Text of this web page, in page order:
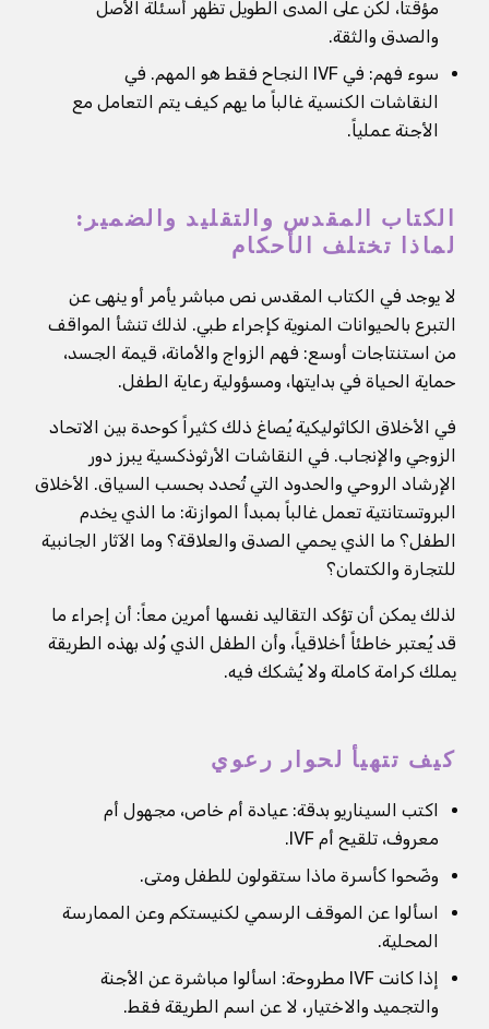
مؤقتاً، لكن على المدى الطويل تظهر أسئلة الأصل
والصدق والثقة.
سوء فهم: في IVF النجاح فقط هو المهم. في
النقاشات الكنسية غالباً ما يهم كيف يتم التعامل مع
الأجنة عملياً.
الكتاب المقدس والتقليد والضمير:
لماذا تختلف الأحكام
لا يوجد في الكتاب المقدس نص مباشر يأمر أو ينهى عن
التبرع بالحيوانات المنوية كإجراء طبي. لذلك تنشأ المواقف
من استنتاجات أوسع: فهم الزواج والأمانة، قيمة الجسد،
حماية الحياة في بدايتها، ومسؤولية رعاية الطفل.
في الأخلاق الكاثوليكية يُصاغ ذلك كثيراً كوحدة بين الاتحاد
الزوجي والإنجاب. في النقاشات الأرثوذكسية يبرز دور
الإرشاد الروحي والحدود التي تُحدد بحسب السياق. الأخلاق
البروتستانتية تعمل غالباً بمبدأ الموازنة: ما الذي يخدم
الطفل؟ ما الذي يحمي الصدق والعلاقة؟ وما الآثار الجانبية
للتجارة والكتمان؟
لذلك يمكن أن تؤكد التقاليد نفسها أمرين معاً: أن إجراء ما
قد يُعتبر خاطئاً أخلاقياً، وأن الطفل الذي وُلد بهذه الطريقة
يملك كرامة كاملة ولا يُشكك فيه.
كيف تتهيأ لحوار رعوي
اكتب السيناريو بدقة: عيادة أم خاص، مجهول أم
معروف، تلقيح أم IVF.
وضّحوا كأسرة ماذا ستقولون للطفل ومتى.
اسألوا عن الموقف الرسمي لكنيستكم وعن الممارسة
المحلية.
إذا كانت IVF مطروحة: اسألوا مباشرة عن الأجنة
والتجميد والاختيار، لا عن اسم الطريقة فقط.